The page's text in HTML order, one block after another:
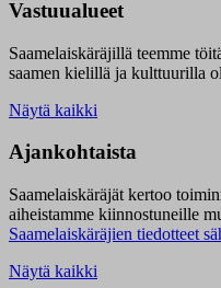
Vastuualueet
Saamelaiskäräjillä teemme
saamen kielillä ja kulttuurilla
Näytä kaikki
Ajankohtaista
Saamelaiskäräjät kertoo
aiheistamme kiinnostuneille
Saamelaiskäräjien tiedotteet
Näytä kaikki